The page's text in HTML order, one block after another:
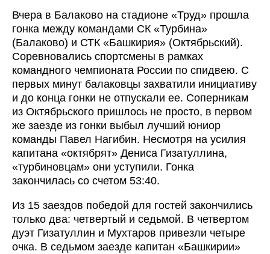
Вчера в Балаково на стадионе «Труд» прошла
гонка между командами СК «Турбина»
(Балаково) и СТК «Башкирия» (Октябрьский).
Соревновались спортсмены в рамках
командного чемпионата России по спидвею. С
первых минут балаковцы захватили инициативу
и до конца гонки не отпускали ее. Соперникам
из Октябрьского пришлось не просто, в первом
же заезде из гонки выбыл лучший юниор
команды Павел Нагибин. Несмотря на усилия
капитана «октябрят» Дениса Гизатуллина,
«турбиновцам» они уступили. Гонка
закончилась со счетом 53:40.
Из 15 заездов победой для гостей закончились
только два: четвертый и седьмой. В четвертом
дуэт Гизатуллин и Мухтаров привезли четыре
очка. В седьмом заезде капитан «Башкирии»